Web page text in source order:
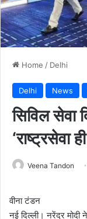
Home / Delhi
Delhi News
सिविल सेवा
‘राष्ट्रसेवा
Veena Tandon
वीना टंडन
नई दिल्ली। नरेंद्र